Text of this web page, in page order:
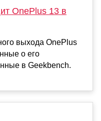
OnePlus 13 в
выхода OnePlus
о его
в Geekbench.